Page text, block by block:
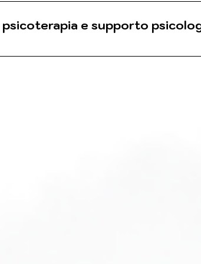
e supporto
per gestire momenti di difficoltà